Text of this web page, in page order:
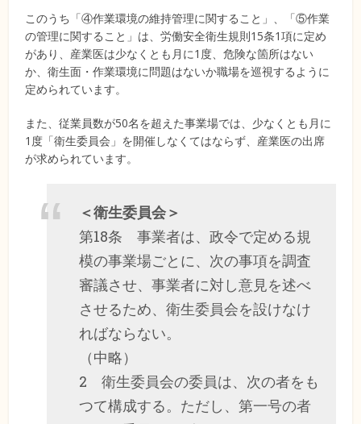
このうち「④作業環境の維持管理に関すること」、「⑤作業
の管理に関すること」は、労働安全衛生規則15条1項に定め
があり、産業医は少なくとも月に1度、危険な箇所はない
か、衛生面・作業環境に問題はないか職場を巡視するように
定められています。
また、従業員数が50名を超えた事業場では、少なくとも月に
1度「衛生委員会」を開催しなくてはならず、産業医の出席
が求められています。
＜衛生委員会＞
第18条 事業者は、政令で定める規
模の事業場ごとに、次の事項を調査
審議させ、事業者に対し意見を述べ
させるため、衛生委員会を設けなけ
ればならない。
（中略）
2 衛生委員会の委員は、次の者をも
つて構成する。ただし、第一号の者